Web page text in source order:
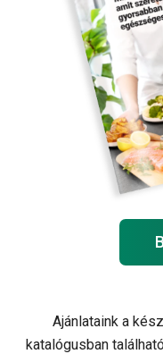
Ajánlataink a
katalógusban